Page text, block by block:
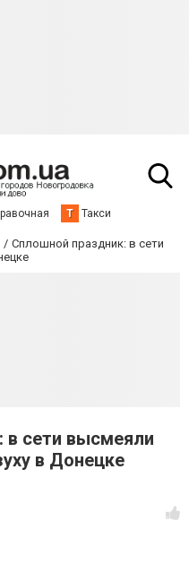
Т Такси
Сплошной праздник: в сети
в сети высмеяли
в Донецке